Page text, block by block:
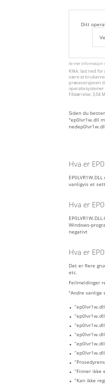
Ditt
Se mer informasjon
Klikk: last ned for
være et
prøveversjonen
operativsystemer
Filstørrelse: 3,04
Siden du
"ep0lvr1w.dll
Hva er
vanligvis et
Hva er
Windows-
negativt
Hva er
Det er flere
etc.
Feilmeldinger
"Andre vanlige
“Finner ikke
“Kan ikke